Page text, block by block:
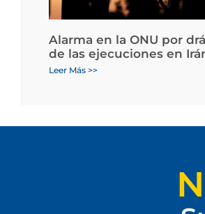
Alarma en la ONU por
de las ejecuciones en
Leer Más >>